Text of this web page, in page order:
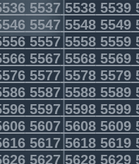
5537 55385539
5547 55485549
555755585559
556755685569
557755785579
558755885589
559755985599
560756085609
561756185619
562756285629